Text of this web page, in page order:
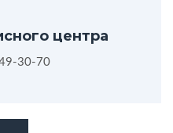
центра
30-70